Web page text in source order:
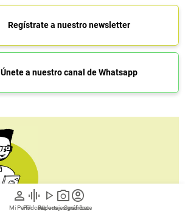
person
Mi Perfil
graphic_eq
Pódcast
play_arrow
Videos
photo_camera
Reportajes gráficos
account_circle
Suscríbete
Regístrate a nuestro newsletter
Únete a nuestro canal de Whatsapp